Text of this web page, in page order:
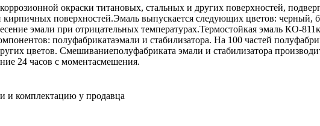
окраски титановых, стальных и других поверхностей,
кирпичных поверхностей.Эмаль выпускается следующих цветов:
эмали при отрицательных температурах.Термостойкая эмаль КО-
полуфабрикатаэмали и стабилизатора. На 100 частей
цветов. Смешиваниеполуфабриката эмали и стабилизатора
24 часов с моментасмешения.
и комплектацию у продавца